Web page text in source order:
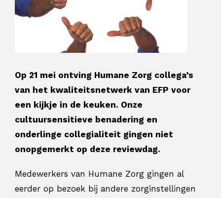
Op 21 mei ontving Humane Zorg collega’s
van het kwaliteitsnetwerk van EFP voor
een kijkje in de keuken. Onze
cultuursensitieve benadering en
onderlinge collegialiteit gingen niet
onopgemerkt op deze reviewdag.
Medewerkers van Humane Zorg gingen al
eerder op bezoek bij andere zorginstellingen